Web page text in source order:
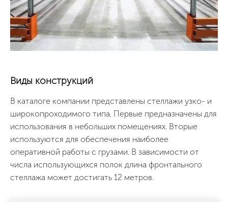
Виды конструкций
В каталоге компании представлены стеллажи узко- и
широкопроходимого типа. Первые предназначены для
использования в небольших помещениях. Вторые
используются для обеспечения наиболее
оперативной работы с грузами. В зависимости от
числа использующихся полок длина фронтального
стеллажа может достигать 12 метров.